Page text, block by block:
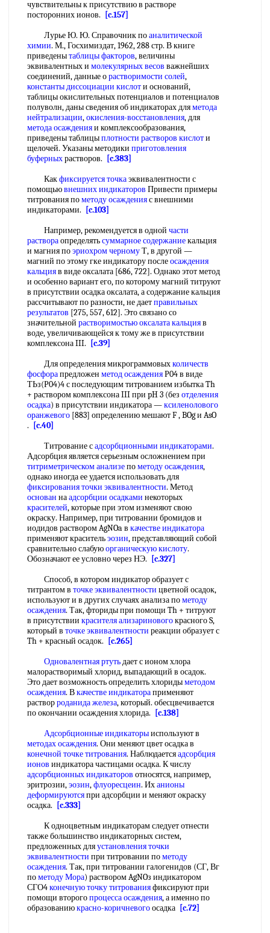
чувствительны к присутствию в растворе
посторонних ионов.
[c.157]
Лурье Ю. Ю. Справочник поаналитической
химии. М., Госхимиздат, 1962, 288 стр. В книге
приведенытаблицы факторов, величины
эквивалентных и молекулярных весов важнейших
соединений, данные орастворимости солей,
константы диссоциации кислоти оснований,
таблицы окислительных потенциалов и потенциалов
полуволн, даны сведения об индикаторах дляметода
нейтрализации,окисления-восстановления, для
метода осажденияи комплексообразования,
приведены таблицыплотности растворов кислоти
щелочей. Указаны методики приготовления
буферныхрастворов.
[c.383]
Какфиксируется точкаэквивалентности с
помощьювнешних индикаторов Привести примеры
титрования пометоду осажденияс внешними
индикаторами.
[c.103]
Например, рекомендуется в одной части
раствораопределятьсуммарное содержаниекальция
и магния поэриохром черномуТ, в другой —
магний по этому гке индикатору послеосаждения
кальцияв виде оксалата [686, 722]. Однако этот метод
и особенно вариант его, по которому магний титруют
в присутствии осадка оксалата, а содержание кальция
рассчитывают по разности, не даетправильных
результатов [275, 557, 612]. Это связано со
значительной растворимостью оксалата кальцияв
воде, увеличивающейся к тому же в присутствии
комплексона III.
[c.39]
Для определения микрограммовыхколичеств
фосфорапредложен метод осажденияР04 в виде
ТЬз(Р04)4 с последующим титрованием избытка Th
+ раствором комплексона III при pH 3 (без отделения
осадка) в присутствии индикатора —ксиленолового
оранжевого [883] определению мешают F , BOg и AsO
.
[c.40]
Титрование садсорбционными индикаторами.
Адсорбция является серьезным осложнением при
титриметрическом анализепометоду осаждения,
однако иногда ее удается использовать для
фиксирования точки эквивалентности. Метод
основан наадсорбции осадками некоторых
красителей, которые при этом изменяют свою
окраску. Например, при титровании бромидов и
иодидов раствором AgNOa в качестве индикатора
применяют красительэозин, представляющий собой
сравнительно слабуюорганическую кислоту.
Обозначают ее условно через НЭ.
[c.327]
Способ, в котором индикатор образует с
титрантом в точке эквивалентности цветной осадок,
используют и в других случаях анализа пометоду
осаждения. Так, фториды при помощи Th + титруют
в присутствии красителя ализариновогокрасного S,
который в точке эквивалентности реакции образует с
Th + красный осадок.
[c.265]
Одновалентная ртутьдает с ионом хлора
малорастворимый хлорид, выпадающий в осадок.
Это дает возможность определить хлоридыметодом
осаждения. Вкачестве индикатораприменяют
растворроданида железа, который. обесцвечивается
по окончании осаждения хлорида.
[c.138]
Адсорбционные индикаторыиспользуют в
методах осаждения. Они меняют цвет осадка в
конечной точке титрования. Наблюдаетсяадсорбция
ионов индикатора частицами осадка. К числу
адсорбционных индикаторов относятся, например,
эритрозии,эозин,флуоресцеин. Иханионы
деформируютсяпри адсорбции и меняют окраску
осадка.
[c.333]
К одноцветным индикаторам следует отнести
также большинство индикаторных систем,
предложенных дляустановления точки
эквивалентности при титровании пометоду
осаждения. Так, при титровании галогенидов (СГ, Вг
пометоду Мора) раствором AgNOз индикатором
СГО4конечную точку титрованияфиксируют при
помощи второгопроцесса осаждения, а именно по
образованиюкрасно-коричневогоосадка [c.72]